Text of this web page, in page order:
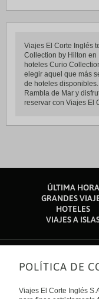
Viajes El Corte Inglés
Collection by Hilton en
hoteles Curio
elegir aquel que más
de hoteles
Rambla de Mar y
reservar con Viajes El
ÚLTIMA HORA
GRANDES
HOTELES
VIAJES A
Sobre nosotros
Quiénes somos
POLÍTICA DE
Viajes El Corte Inglés